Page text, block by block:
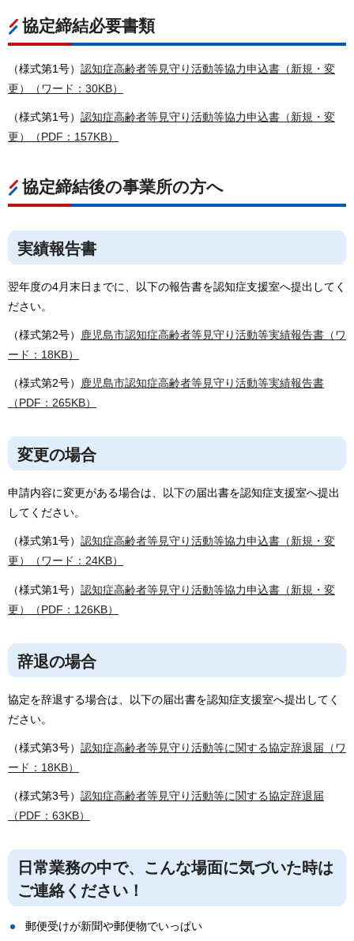
協定締結必要書類
（様式第1号） 認知症高齢者等見守り活動等協力申込書（新規・変
更）（ワード：30KB）
（様式第1号） 認知症高齢者等見守り活動等協力申込書（新規・変
更）（PDF：157KB）
協定締結後の事業所の方へ
実績報告書
翌年度の4月末日までに、以下の報告書を認知症支援室へ提出してく
ださい。
（様式第2号）
鹿児島市認知症高齢者等見守り活動等実績報告書（ワ
ード：18KB）
（様式第2号） 鹿児島市認知症高齢者等見守り活動等実績報告書
（PDF：265KB）
変更の場合
申請内容に変更がある場合は、以下の届出書を認知症支援室へ提出
してください。
（様式第1号） 認知症高齢者等見守り活動等協力申込書（新規・変
更）（ワード：24KB）
（様式第1号） 認知症高齢者等見守り活動等協力申込書（新規・変
更）（PDF：126KB）
辞退の場合
協定を辞退する場合は、以下の届出書を認知症支援室へ提出してく
ださい。
（様式第3号） 認知症高齢者等見守り活動等に関する協定辞退届（ワ
ード：18KB）
（様式第3号） 認知症高齢者等見守り活動等に関する協定辞退届
（PDF：63KB）
日常業務の中で、こんな場面に気づいた時は
ご連絡ください！
郵便受けが新聞や郵便物でいっぱい